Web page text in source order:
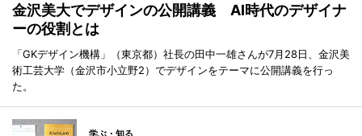
金沢美大でデザインの公開講義 AI時代のデザイナ
ーの役割とは
「GKデザイン機構」（東京都）社長の田中一雄さんが7月28日、金沢美
術工芸大学（金沢市小立野2）でデザインをテーマに公開講義を行っ
た。
学ぶ・知る